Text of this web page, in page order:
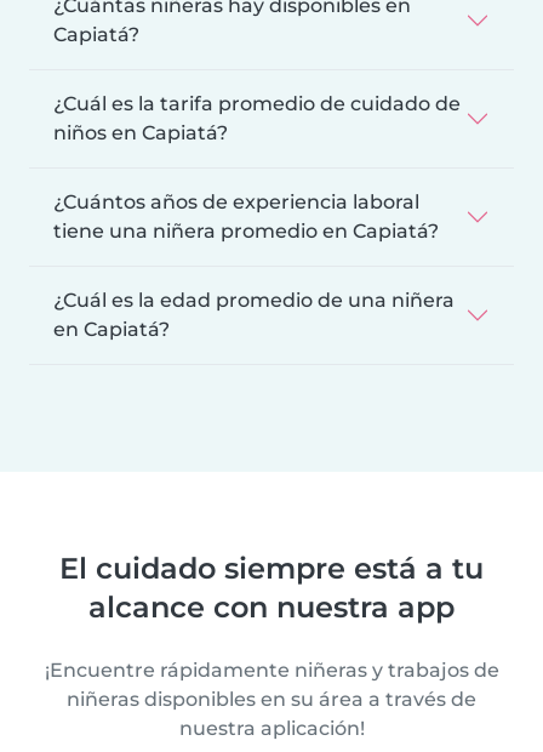
¿Cuántas niñeras hay disponibles en
Capiatá?
¿Cuál es la tarifa promedio de cuidado de
niños en Capiatá?
¿Cuántos años de experiencia laboral
tiene una niñera promedio en Capiatá?
¿Cuál es la edad promedio de una niñera
en Capiatá?
El cuidado siempre está a tu
alcance con nuestra app
¡Encuentre rápidamente niñeras y trabajos de
niñeras disponibles en su área a través de
nuestra aplicación!